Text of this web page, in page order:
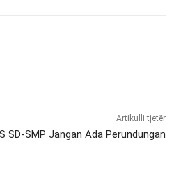
Artikulli tjetër
SD-SMP Jangan Ada Perundungan